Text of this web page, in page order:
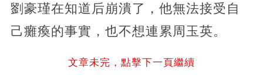
劉豪瑾在知道后崩潰了，他無法接受自
己癱瘓的事實，也不想連累周玉英。
文章未完，點擊下一頁繼續